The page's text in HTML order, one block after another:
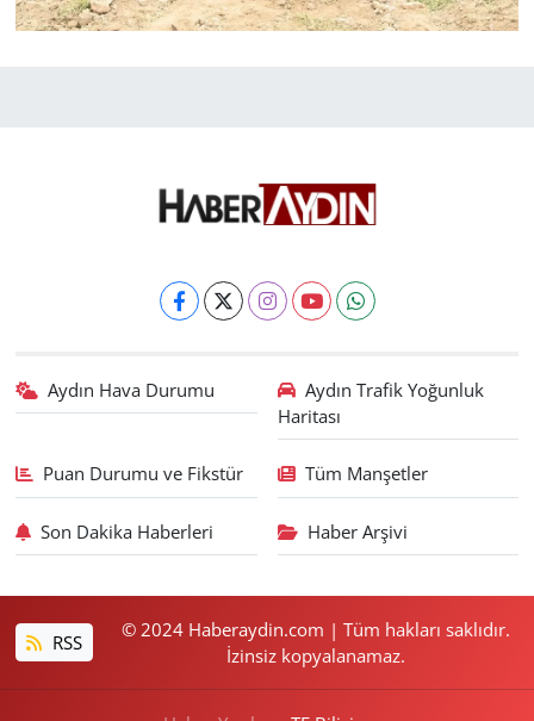
Aydın Hava Durumu
Aydın Trafik Yoğunluk
Haritası
Puan Durumu ve Fikstür Tüm Manşetler
Son Dakika Haberleri Haber Arşivi
RSS
© 2024 Haberaydin.com | Tüm hakları saklıdır.
İzinsiz kopyalanamaz.